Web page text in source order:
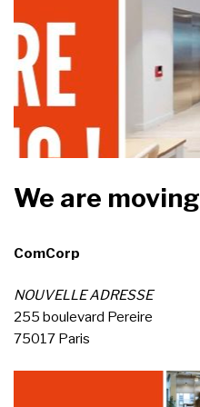
We are moving
ComCorp
NOUVELLE ADRESSE
255 boulevard Pereire
75017 Paris